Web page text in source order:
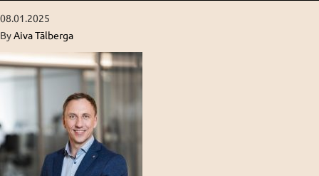
08.01.2025
ByAiva Tālberga